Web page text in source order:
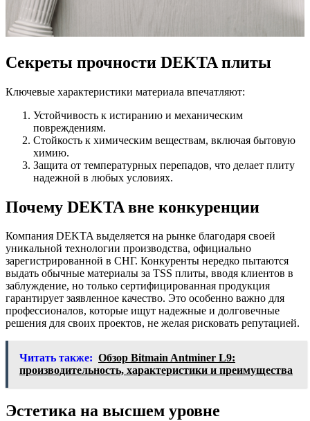
Секреты прочности DEKTA плиты
Ключевые характеристики материала впечатляют:
Устойчивость к истиранию и механическим
повреждениям.
Стойкость к химическим веществам, включая бытовую
химию.
Защита от температурных перепадов, что делает плиту
надежной в любых условиях.
Почему DEKTA вне конкуренции
Компания DEKTA выделяется на рынке благодаря своей
уникальной технологии производства, официально
зарегистрированной в СНГ. Конкуренты нередко пытаются
выдать обычные материалы за TSS плиты, вводя клиентов в
заблуждение, но только сертифицированная продукция
гарантирует заявленное качество. Это особенно важно для
профессионалов, которые ищут надежные и долговечные
решения для своих проектов, не желая рисковать репутацией.
Читать также: Обзор Bitmain Antminer L9:
производительность, характеристики и преимущества
Эстетика на высшем уровне